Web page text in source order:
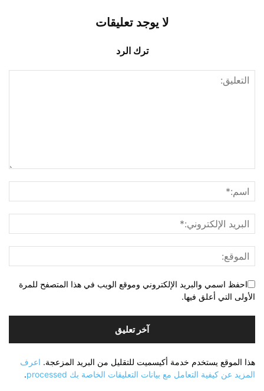
لا يوجد تعليقات
ترك الرد
احفظ اسمي والبريد الإلكتروني وموقع الويب في هذا المتصفح للمرة
الأولى التي أعلق فيها.
هذا الموقع يستخدم خدمة أكيسميت للتقليل من البريد المزعجة. اعرف
المزيد عن كيفية التعامل مع بيانات التعليقات الخاصة بك processed
.